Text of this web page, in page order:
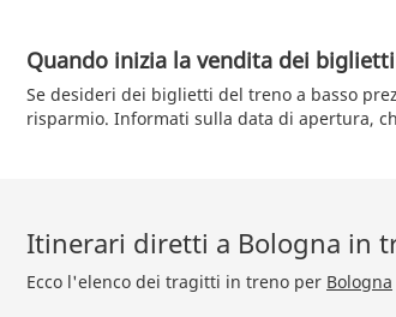
Quando inizia la vendita dei
Se desideri dei biglietti del treno a basso
risparmio. Informati sulla data di apertura,
Itinerari diretti a Bologna in
Ecco l'elenco dei tragitti in treno per Bologna